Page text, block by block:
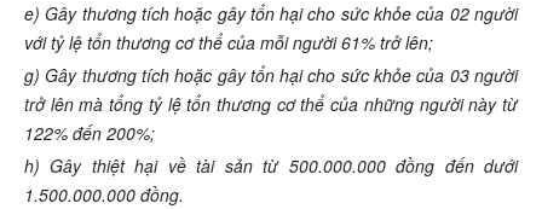
e) Gây thương tích hoặc gây tổn hại cho sức khỏe của 02 người
với tỷ lệ tổn thương cơ thể của mỗi người 61% trở lên;
g) Gây thương tích hoặc gây tổn hại cho sức khỏe của 03 người
trở lên mà tổng tỷ lệ tổn thương cơ thể của những người này từ
122% đến 200%;
h) Gây thiệt hại về tài sản từ 500.000.000 đồng đến dưới
1.500.000.000 đồng.